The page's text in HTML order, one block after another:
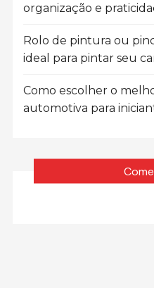
organização e
Rolo de pintura ou
ideal para pintar seu
Como escolher o
automotiva para